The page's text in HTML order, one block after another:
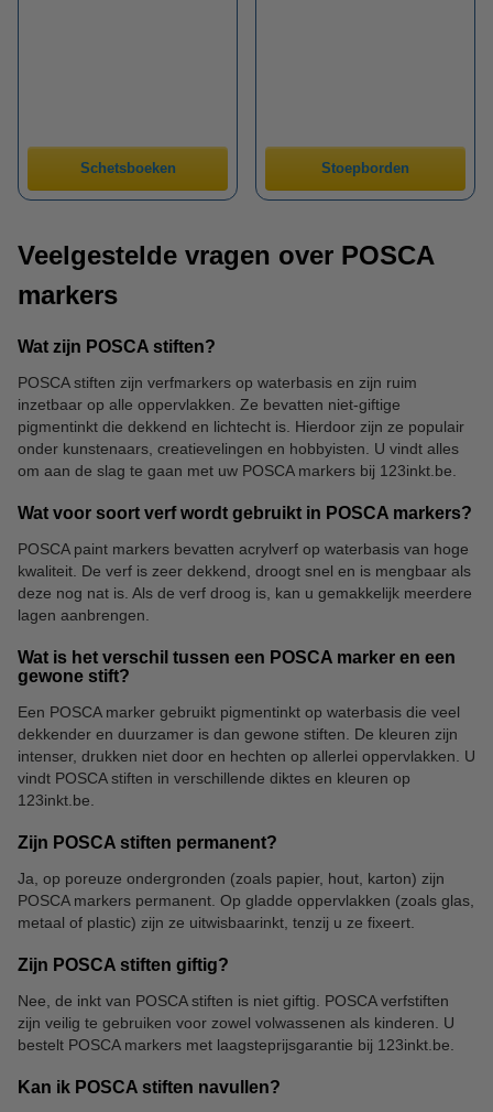
Schetsboeken Stoepborden
Veelgestelde vragen over POSCA
markers
Wat zijn POSCA stiften?
POSCA stiften zijn verfmarkers op waterbasis en zijn ruim
inzetbaar op alle oppervlakken. Ze bevatten niet-giftige
pigmentinkt die dekkend en lichtecht is. Hierdoor zijn ze populair
onder kunstenaars, creatievelingen en hobbyisten. U vindt alles
om aan de slag te gaan met uw POSCA markers bij 123inkt.be.
Wat voor soort verf wordt gebruikt in POSCA markers?
POSCA paint markers bevatten acrylverf op waterbasis van hoge
kwaliteit. De verf is zeer dekkend, droogt snel en is mengbaar als
deze nog nat is. Als de verf droog is, kan u gemakkelijk meerdere
lagen aanbrengen.
Wat is het verschil tussen een POSCA marker en een
gewone stift?
Een POSCA marker gebruikt pigmentinkt op waterbasis die veel
dekkender en duurzamer is dan gewone stiften. De kleuren zijn
intenser, drukken niet door en hechten op allerlei oppervlakken. U
vindt POSCA stiften in verschillende diktes en kleuren op
123inkt.be.
Zijn POSCA stiften permanent?
Ja, op poreuze ondergronden (zoals papier, hout, karton) zijn
POSCA markers permanent. Op gladde oppervlakken (zoals glas,
metaal of plastic) zijn ze uitwisbaarinkt, tenzij u ze fixeert.
Zijn POSCA stiften giftig?
Nee, de inkt van POSCA stiften is niet giftig. POSCA verfstiften
zijn veilig te gebruiken voor zowel volwassenen als kinderen. U
bestelt POSCA markers met laagsteprijsgarantie bij 123inkt.be.
Kan ik POSCA stiften navullen?